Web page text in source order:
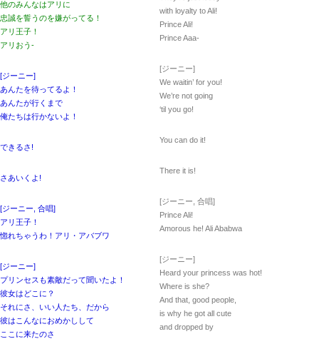
他のみんなはアリに
忠誠を誓うのを嫌がってる！
アリ王子！
アリおう-
[ジーニー]
あんたを待ってるよ！
あんたが行くまで
俺たちは行かないよ！
できるさ!
さあいくよ!
[ジーニー, 合唱]
アリ王子！
惚れちゃうわ！アリ・アバブワ
[ジーニー]
プリンセスも素敵だって聞いたよ！
彼女はどこに？
それにさ、いい人たち、だから
彼はこんなにおめかしして
ここに来たのさ
with loyalty to Ali!
Prince Ali!
Prince Aaa-
[ジーニー]
We waitin’ for you!
We’re not going
‘til you go!
You can do it!
There it is!
[ジーニー, 合唱]
Prince Ali!
Amorous he! Ali Ababwa
[ジーニー]
Heard your princess was hot!
Where is she?
And that, good people,
is why he got all cute
and dropped by